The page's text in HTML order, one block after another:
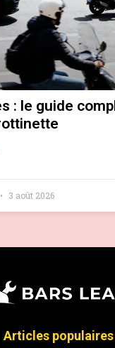
: le guide
3 août 2026
Articles populaires